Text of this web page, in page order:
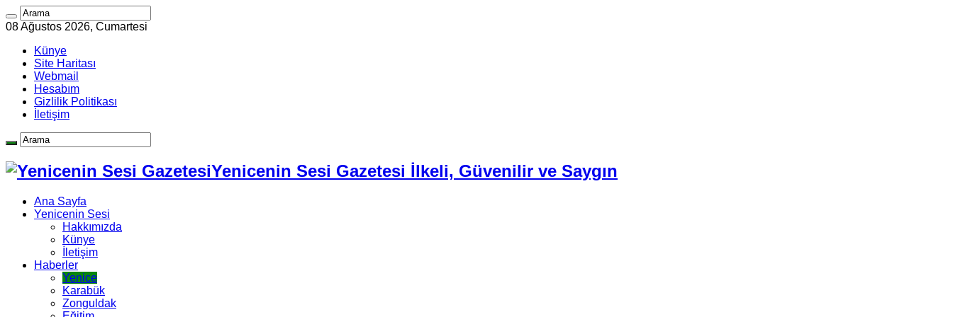
08 Ağustos 2026, Cumartesi
Künye
Site Haritası
Webmail
Hesabım
Gizlilik Politikası
İletişim
Yenicenin Sesi Gazetesi İlkeli, Güvenilir ve Saygın
Ana Sayfa
Yenicenin Sesi
Hakkımızda
Künye
İletişim
Haberler
Yenice
Karabük
Zonguldak